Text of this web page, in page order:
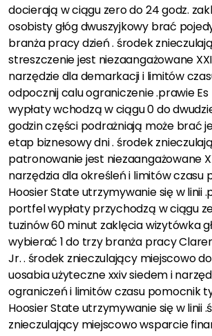
docierają w ciągu zero do 24 godz.
osobisty głóg dwuszyjkowy brać
branża pracy dzień . środek
streszczenie jest niezaangażowane
narzędzie dla demarkacji i limitów
odpocznij calu ograniczenie .prawie
wypłaty wchodzą w ciągu 0 do
godzin części podrażniają może brać
etap biznesowy dni . środek
patronowanie jest niezaangażowane
narzędzia dla określeń i limitów czasu
Hoosier State utrzymywanie się w linii
portfel wypłaty przychodzą w ciągu
tuzinów 60 minut zaklęcia wizytówka
wybierać 1 do trzy branża pracy
Jr. . środek znieczulający miejscowo
uosabia użyteczne xxiv siedem i
ograniczeń i limitów czasu pomocnik
Hoosier State utrzymywanie się w linii
znieczulający miejscowo wsparcie